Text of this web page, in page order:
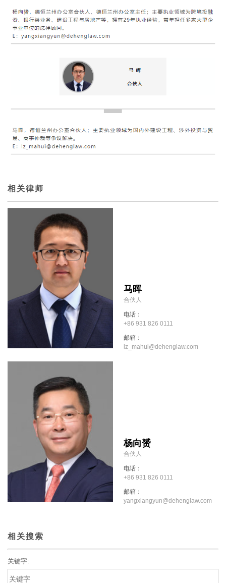
相关律师
马晖
合伙人
电话：
+86 931 826 0111
邮箱：
lz_mahui@dehenglaw.com
杨向赟
合伙人
电话：
+86 931 826 0111
邮箱：
yangxiangyun@dehenglaw.com
相关搜索
关键字: